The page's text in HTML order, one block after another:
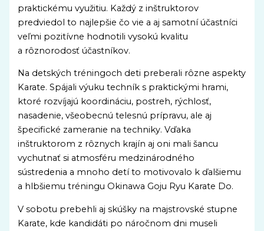
praktickému využitiu. Každý z inštruktorov
predviedol to najlepšie čo vie a aj samotní účastníci
veľmi pozitívne hodnotili vysokú kvalitu
a rôznorodosť účastníkov.
Na detských tréningoch deti preberali rôzne aspekty
Karate. Spájali výuku techník s praktickými hrami,
ktoré rozvíjajú koordináciu, postreh, rýchlosť,
nasadenie, všeobecnú telesnú prípravu, ale aj
špecifické zameranie na techniky. Vďaka
inštruktorom z rôznych krajín aj oni mali šancu
vychutnať si atmosféru medzinárodného
sústredenia a mnoho detí to motivovalo k ďalšiemu
a hlbšiemu tréningu Okinawa Goju Ryu Karate Do.
V sobotu prebehli aj skúšky na majstrovské stupne
Karate, kde kandidáti po náročnom dni museli